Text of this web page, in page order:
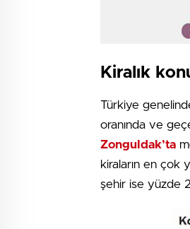
Kiralık
Türkiye
oranında ve
Zonguldak’ta
kiraların en çok
şehir ise yüzde